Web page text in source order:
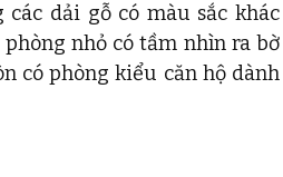
dải gỗ có màu sắc khác
phòng nhỏ có tầm nhìn ra bờ
có phòng kiểu căn hộ dành